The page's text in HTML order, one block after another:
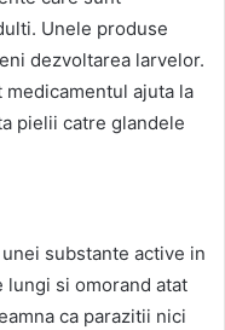
Unele produse
dezvoltarea larvelor.
ajuta la
pielii catre glandele
substante active in
lungi si omorand atat
ca parazitii nici